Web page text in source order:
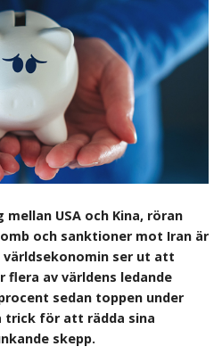
USA och Kina, röran
och sanktioner mot Iran är
ser ut att
flera av världens ledande
sedan toppen under
trick för att rädda sina
skepp.